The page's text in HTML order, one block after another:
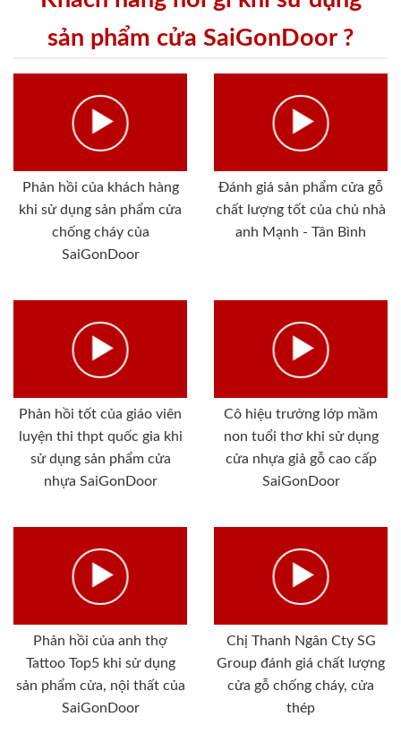
sản phẩm cửa SaiGonDoor ?
Phản hồi của khách hàng
khi sử dụng sản phẩm cửa
chống cháy của
SaiGonDoor
Đánh giá sản phẩm cửa gỗ
chất lượng tốt của chủ nhà
anh Mạnh - Tân Bình
Phản hồi tốt của giáo viên
luyện thi thpt quốc gia khi
sử dụng sản phẩm cửa
nhựa SaiGonDoor
Cô hiệu trưởng lớp mầm
non tuổi thơ khi sử dụng
cửa nhựa giả gỗ cao cấp
SaiGonDoor
Phản hồi của anh thợ
Tattoo Top5 khi sử dụng
sản phẩm cửa, nội thất của
SaiGonDoor
Chị Thanh Ngân Cty SG
Group đánh giá chất lượng
cửa gỗ chống cháy, cửa
thép